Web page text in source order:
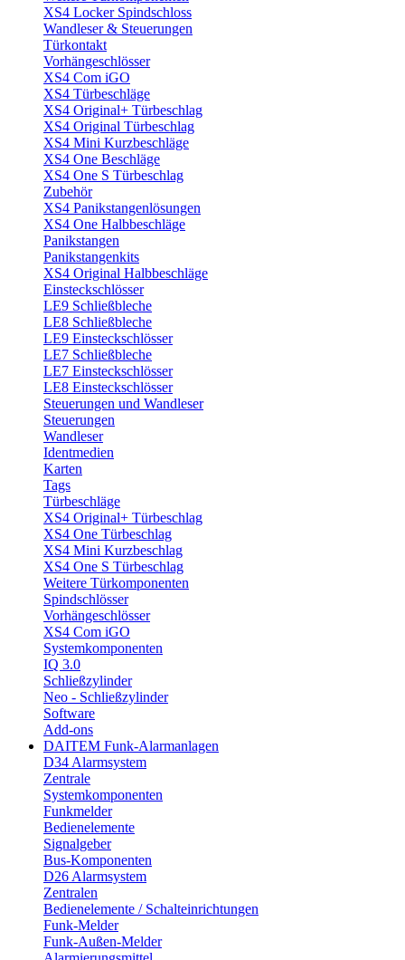
XS4 Locker Spindschloss
Wandleser & Steuerungen
Türkontakt
Vorhängeschlösser
XS4 Com iGO
XS4 Türbeschläge
XS4 Original+ Türbeschlag
XS4 Original Türbeschlag
XS4 Mini Kurzbeschläge
XS4 One Beschläge
XS4 One S Türbeschlag
Zubehör
XS4 Panikstangenlösungen
XS4 One Halbbeschläge
Panikstangen
Panikstangenkits
XS4 Original Halbbeschläge
Einsteckschlösser
LE9 Schließbleche
LE8 Schließbleche
LE9 Einsteckschlösser
LE7 Schließbleche
LE7 Einsteckschlösser
LE8 Einsteckschlösser
Steuerungen und Wandleser
Steuerungen
Wandleser
Identmedien
Karten
Tags
Türbeschläge
XS4 Original+ Türbeschlag
XS4 One Türbeschlag
XS4 Mini Kurzbeschlag
XS4 One S Türbeschlag
Weitere Türkomponenten
Spindschlösser
Vorhängeschlösser
XS4 Com iGO
Systemkomponenten
IQ 3.0
Schließzylinder
Neo - Schließzylinder
Software
Add-ons
DAITEM Funk-Alarmanlagen
D34 Alarmsystem
Zentrale
Systemkomponenten
Funkmelder
Bedienelemente
Signalgeber
Bus-Komponenten
D26 Alarmsystem
Zentralen
Bedienelemente / Schalteinrichtungen
Funk-Melder
Funk-Außen-Melder